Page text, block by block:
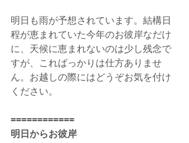
明日も雨が予想されています。結構日
程が恵まれていた今年のお彼岸なだけ
に、天候に恵まれないのは少し残念で
すが、こればっかりは仕方ありませ
ん。お越しの際にはどうぞお気を付け
ください。
============
明日からお彼岸